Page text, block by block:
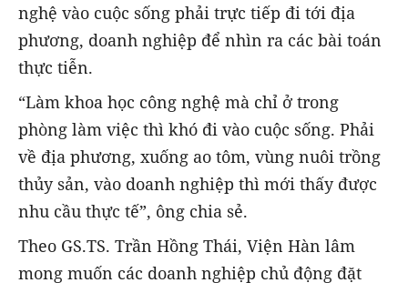
nghệ vào cuộc sống phải trực tiếp đi tới địa
phương, doanh nghiệp để nhìn ra các bài toán
thực tiễn.
“Làm khoa học công nghệ mà chỉ ở trong
phòng làm việc thì khó đi vào cuộc sống. Phải
về địa phương, xuống ao tôm, vùng nuôi trồng
thủy sản, vào doanh nghiệp thì mới thấy được
nhu cầu thực tế”, ông chia sẻ.
Theo GS.TS. Trần Hồng Thái, Viện Hàn lâm
mong muốn các doanh nghiệp chủ động đặt